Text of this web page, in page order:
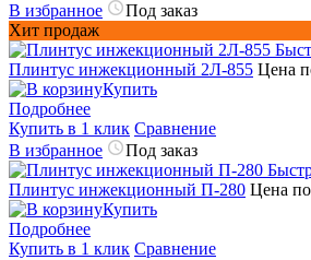
В избранное
Под заказ
Хит продаж
Плинтус инжекционный 2Л-855 Цена
Купить
Подробнее
Купить в 1 клик Сравнение
В избранное
Под заказ
Плинтус инжекционный П-280 Цена
Купить
Подробнее
Купить в 1 клик Сравнение